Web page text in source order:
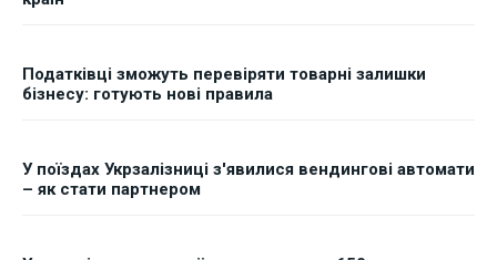
Податківці зможуть перевіряти товарні залишки
бізнесу: готують нові правила
У поїздах Укрзалізниці з'явилися вендингові автомати
– як стати партнером